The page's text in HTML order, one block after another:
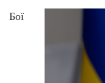
Бої